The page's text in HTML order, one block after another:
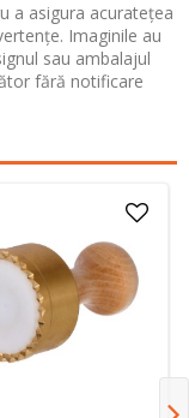
a asigura acuratețea
Imaginile au
sau ambalajul
fără notificare